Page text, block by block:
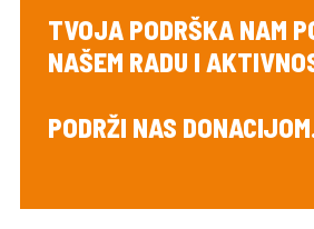
TVOJA PODRŠKA NAM
NAŠEM RADU I
PODRŽI NAS